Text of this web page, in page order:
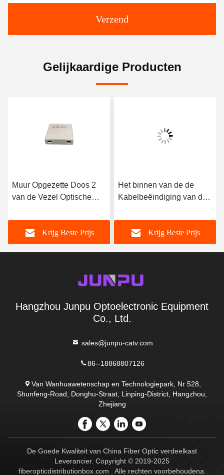
Verzend
Gelijkaardige Producten
Muur Opgezette Doos 2
van de Vezel Optische
met Sc-APC 1M Vlecht
Krijg Beste Prijs
Het binnen van de de
Kabelbeëindiging van de
Type van de Doosmuur
met Sc-AdapterKrijg Beste Prijs
Hangzhou Junpu Optoelectronic Equipment
Co., Ltd.
sales@junpu-catv.com
86--18868807126
Van Wanhuawetenschap en Technologiepark, Nr 528,
Shunfeng-Road, Donghu-Straat, Linping-District, Hangzhou,
Zhejiang
De Goede Kwaliteit van China Fiber Optic verdeelkast
Leverancier. Copyright © 2019-2025
fiberopticdistributionbox.com . Alle rechten voorbehoudena.